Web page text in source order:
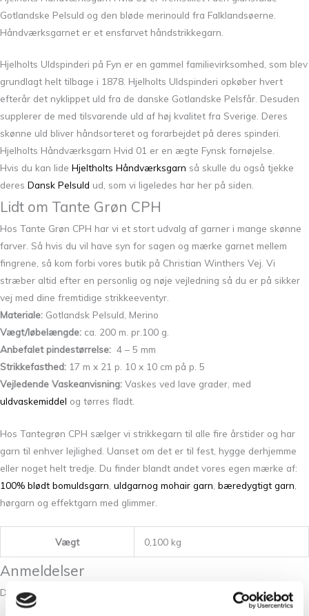
Gotlandske Pelsuld og den bløde merinould fra Falklandsøerne.
Håndværksgarnet er et ensfarvet håndstrikkegarn.
Hjelholts Uldspinderi på Fyn er en gammel familievirksomhed, som blev
grundlagt helt tilbage i 1878. Hjelholts Uldspinderi opkøber hvert
efterår det nyklippet uld fra de danske Gotlandske Pelsfår. Desuden
supplerer de med tilsvarende uld af høj kvalitet fra Sverige. Deres
skønne uld bliver håndsorteret og forarbejdet på deres spinderi.
Hjelholts Håndværksgarn Hvid 01 er en ægte Fynsk fornøjelse.
Hvis du kan lide Hjeltholts Håndværksgarn så skulle du også tjekke
deres Dansk Pelsuld ud, som vi ligeledes har her på siden.
Lidt om Tante Grøn CPH
Hos Tante Grøn CPH har vi et stort udvalg af garner i mange skønne
farver. Så hvis du vil have syn for sagen og mærke garnet mellem
fingrene, så kom forbi vores butik på Christian Winthers Vej. Vi
stræber altid efter en personlig og nøje vejledning så du er på sikker
vej med dine fremtidige strikkeeventyr.
Materiale: Gotlandsk Pelsuld, Merino
Vægt/løbelængde: ca. 200 m. pr.100 g.
Anbefalet pindestørrelse: 4 – 5 mm
Strikkefasthed: 17 m x 21 p. 10 x 10 cm på p. 5
Vejledende Vaskeanvisning: Vaskes ved lave grader, med
uldvaskemiddel og tørres fladt.
Hos Tantegrøn CPH sælger vi strikkegarn til alle fire årstider og har
garn til enhver lejlighed. Uanset om det er til fest, hygge derhjemme
eller noget helt tredje. Du finder blandt andet vores egen mærke af:
100% blødt bomuldsgarn uldgarnog mohair garn bæredygtigt garn
hørgarn og effektgarn med glimmer.
Vægt 0,100 kg
Anmeldelser
Der er endnu ikke nogle anmeldelser.